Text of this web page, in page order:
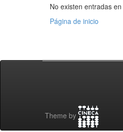
No existen entradas
Página de inicio
Theme by